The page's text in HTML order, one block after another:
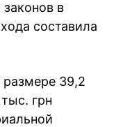
в
составила
39,2
грн